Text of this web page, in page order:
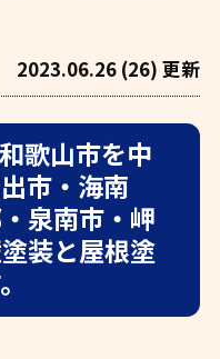
2023.06.26 (26) 更新
歌山市を中
市・海南
泉南市・岬
装と屋根塗